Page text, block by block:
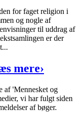
for faget religion i
og nogle af
til uddrag af
er der
mere›
af 'Mennesket og
vi har fulgt siden
af bøger.